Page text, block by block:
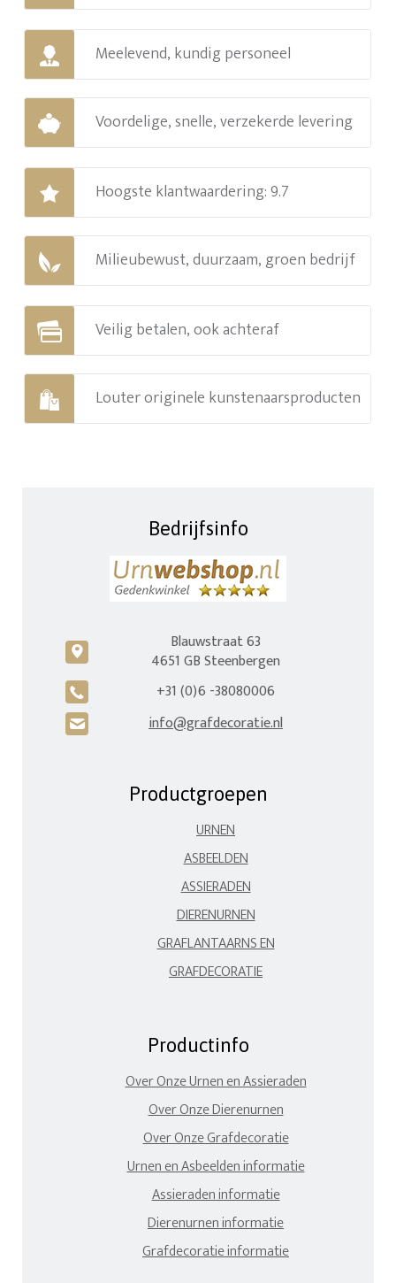
Meelevend, kundig personeel
Voordelige, snelle, verzekerde levering
Hoogste klantwaardering: 9.7
Milieubewust, duurzaam, groen bedrijf
Veilig betalen, ook achteraf
Louter originele kunstenaarsproducten
Bedrijfsinfo
c
Blauwstraat 63
4651 GB Steenbergen
A +31 (0)6 -38080006
H info@grafdecoratie.nl
Productgroepen
URNEN
ASBEELDEN
ASSIERADEN
DIERENURNEN
GRAFLANTAARNS EN
GRAFDECORATIE
Productinfo
Over Onze Urnen en Assieraden
Over Onze Dierenurnen
Over Onze Grafdecoratie
Urnen en Asbeelden informatie
Assieraden informatie
Dierenurnen informatie
Grafdecoratie informatie